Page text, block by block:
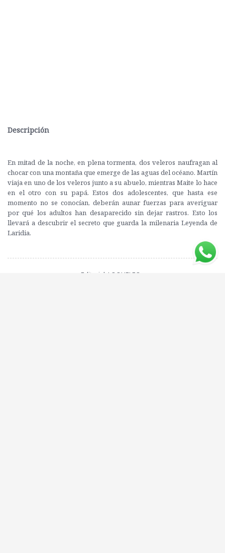
Descripción
En mitad de la noche, en plena tormenta, dos veleros naufragan al
chocar con una montaña que emerge de las aguas del océano. Martín
viaja en uno de los veleros junto a su abuelo, mientras Maite lo hace
en el otro con su papá. Estos dos adolescentes, que hasta ese
momento no se conocían, deberán aunar fuerzas para averiguar
por qué los adultos han desaparecido sin dejar rastros. Esto los
llevará a descubrir el secreto que guarda la milenaria Leyenda de
Laridia.
Editorial: LOQUELEO